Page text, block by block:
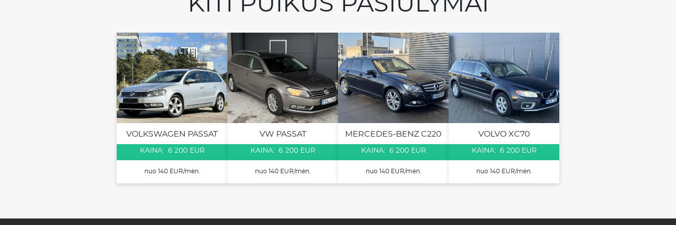
VOLKSWAGEN PASSAT
KAINA: 6 200 EUR
nuo 140 EUR/mėn.
VW PASSAT
KAINA: 6 200 EUR
nuo 140 EUR/mėn.
MERCEDES-BENZ C220
KAINA: 6 200 EUR
nuo 140 EUR/mėn.
VOLVO XC70
KAINA: 6 200 EUR
nuo 140 EUR/mėn.